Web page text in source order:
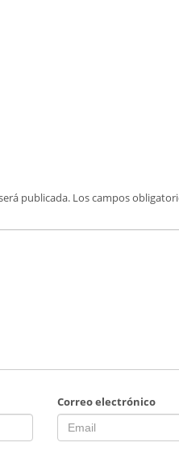
publicada. Los campos
Correo electrónico